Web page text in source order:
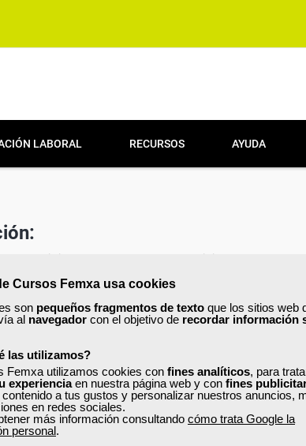
Cursos Femxa usa cookies
son pequeños fragmentos de texto que los sitios web
al navegador con el objetivo de recordar información
las utilizamos?
Femxa utilizamos cookies con fines analíticos, para
experienciaen nuestra página web y con fines
contenido a tus gustos y personalizar nuestros anuncios,
en redes sociales.
más información consultando cómo trata Google la
personal.
LABORAL RECURSOS AYUDA
recibirás nuestro boletín de noticias con una
exclusivos y...¡mucho más!. Revisa la
de nuestra lista enviando un email a
o